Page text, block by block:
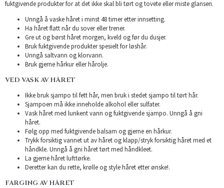
fuktgivende produkter for at det ikke skal bli tørt og tovete eller miste glansen.
Unngå å vaske håret i minst 48 timer etter innsetting.
Ha håret flatt når du sover eller trener.
Gre ut og børst håret morgen, kveld og før du dusjer.
Bruk fuktgivende produkter spesielt for løshår.
Unngå saltvann og klorvann.
Bruk gjerne hårkur eller hårolje.
VED VASK AV HÅRET
Ikke bruk sjampo til fett hår, men bruk i stedet sjampo til tørt hår.
Sjampoen må ikke inneholde alkohol eller sulfater.
Vask håret med lunkent vann og fuktgivende sjampo. Unngå å gni
håret.
Følg opp med fuktgivende balsam og gjerne en hårkur.
Trykk forsiktig vannet ut av håret og klapp/stryk forsiktig håret med et
håndkle. Unngå å gni håret tørt med håndkleet.
La gjerne håret lufttørke.
Deretter kan du rette, krølle og style håret etter ønske!.
FARGING AV HÅRET